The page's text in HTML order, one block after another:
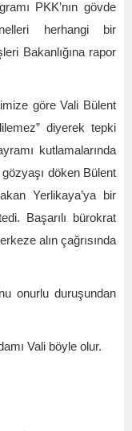
PKK’nın gövde
herhangi bir
Bakanlığına rapor
göre Vali Bülent
diyerek tepki
kutlamalarında
döken Bülent
Yerlikaya’ya bir
Başarılı bürokrat
alın çağrısında
onurlu duruşundan
Vali böyle olur.